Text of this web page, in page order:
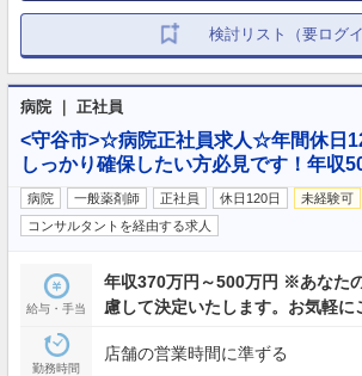
検討リスト（要ログイ
病院 ｜ 正社員
<守谷市>☆病院正社員求人☆年間休日
しっかり確保したい方必見です！年収
病院 一般薬剤師 正社員 休日120日 未経験可
コンサルタントを経由する求人
給与・手当
年収370万円～500万円 ※あなた
慮して決定いたします。お気軽に
勤務時間
店舗の営業時間に準ずる